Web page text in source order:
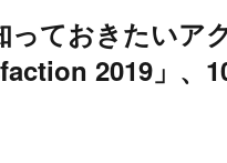
っておきたいア
2019」、